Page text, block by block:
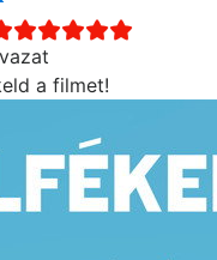
a filmet!